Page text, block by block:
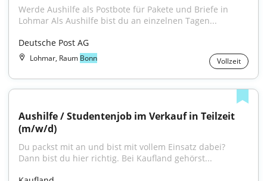
Werde Aushilfe als Postbote für Pakete und Briefe in
Lohmar Als Aushilfe bist du an einzelnen Tagen...
Deutsche Post AG
Lohmar, Raum Bonn Vollzeit
Aushilfe / Studentenjob im Verkauf in Teilzeit
(m/w/d)
Du packst mit an und bist mit vollem Einsatz dabei?
Dann bist du hier richtig. Bei Kaufland gehörst...